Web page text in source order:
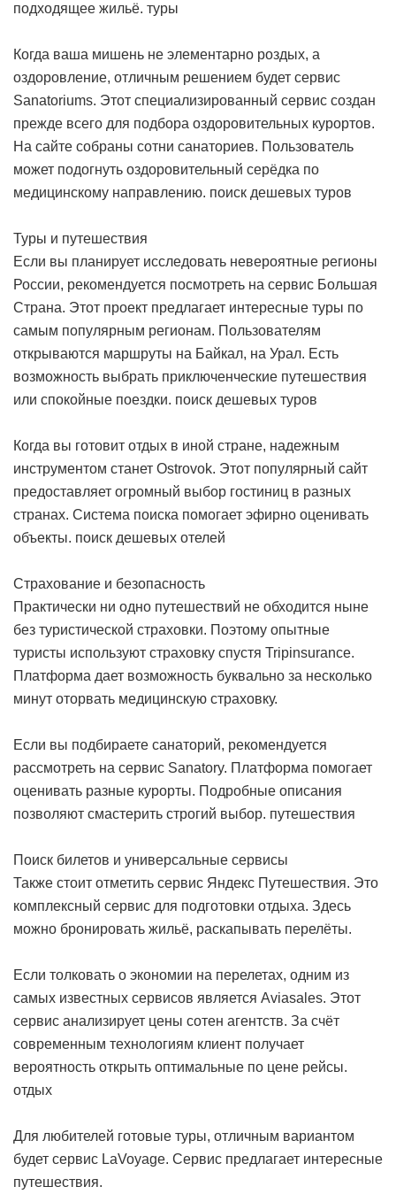
подходящее жильё. туры
Когда ваша мишень не элементарно роздых, а
оздоровление, отличным решением будет сервис
Sanatoriums. Этот специализированный сервис создан
прежде всего для подбора оздоровительных курортов.
На сайте собраны сотни санаториев. Пользователь
может подогнуть оздоровительный серёдка по
медицинскому направлению. поиск дешевых туров
Туры и путешествия
Если вы планирует исследовать невероятные регионы
России, рекомендуется посмотреть на сервис Большая
Страна. Этот проект предлагает интересные туры по
самым популярным регионам. Пользователям
открываются маршруты на Байкал, на Урал. Есть
возможность выбрать приключенческие путешествия
или спокойные поездки. поиск дешевых туров
Когда вы готовит отдых в иной стране, надежным
инструментом станет Ostrovok. Этот популярный сайт
предоставляет огромный выбор гостиниц в разных
странах. Система поиска помогает эфирно оценивать
объекты. поиск дешевых отелей
Страхование и безопасность
Практически ни одно путешествий не обходится ныне
без туристической страховки. Поэтому опытные
туристы используют страховку спустя Tripinsurance.
Платформа дает возможность буквально за несколько
минут оторвать медицинскую страховку.
Если вы подбираете санаторий, рекомендуется
рассмотреть на сервис Sanatory. Платформа помогает
оценивать разные курорты. Подробные описания
позволяют смастерить строгий выбор. путешествия
Поиск билетов и универсальные сервисы
Также стоит отметить сервис Яндекс Путешествия. Это
комплексный сервис для подготовки отдыха. Здесь
можно бронировать жильё, раскапывать перелёты.
Если толковать о экономии на перелетах, одним из
самых известных сервисов является Aviasales. Этот
сервис анализирует цены сотен агентств. За счёт
современным технологиям клиент получает
вероятность открыть оптимальные по цене рейсы.
отдых
Для любителей готовые туры, отличным вариантом
будет сервис LaVoyage. Сервис предлагает интересные
путешествия.